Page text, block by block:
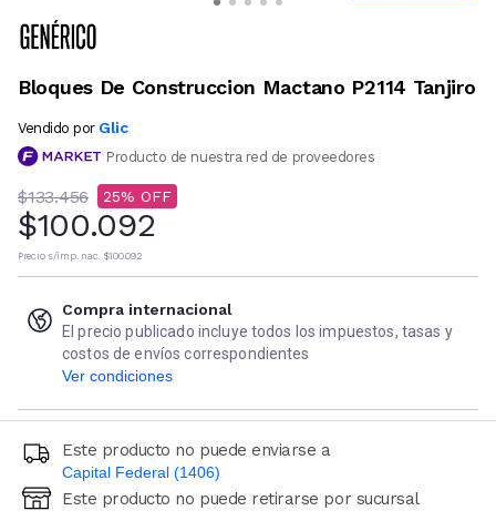
Bloques De Construccion Mactano P2114 Tanjiro
Vendido por Glic
Producto de nuestra red de proveedores
$133.456 25
$100.092
Precio s/imp. nac. $100.092
Compra internacional
El precio publicado incluye todos los impuestos, tasas y
costos de envíos correspondientes
Ver condiciones
Este producto no puede enviarse a
Capital Federal (1406)
Ingresá código postal (sólo números)
Este producto no puede retirarse por sucursal